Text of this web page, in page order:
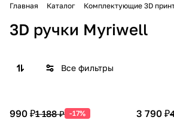
Главная Каталог Комплектующие 3D
3D ручки Myriwell
Все фильтры
990 ₽1 188 ₽ -17% 3 790 ₽